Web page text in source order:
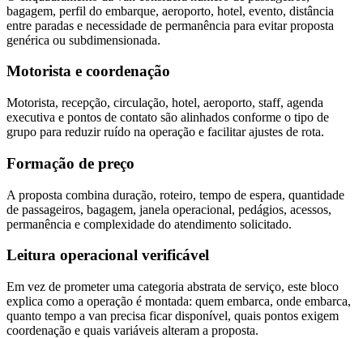
bagagem, perfil do embarque, aeroporto, hotel, evento, distância
entre paradas e necessidade de permanência para evitar proposta
genérica ou subdimensionada.
Motorista e coordenação
Motorista, recepção, circulação, hotel, aeroporto, staff, agenda
executiva e pontos de contato são alinhados conforme o tipo de
grupo para reduzir ruído na operação e facilitar ajustes de rota.
Formação de preço
A proposta combina duração, roteiro, tempo de espera, quantidade
de passageiros, bagagem, janela operacional, pedágios, acessos,
permanência e complexidade do atendimento solicitado.
Leitura operacional verificável
Em vez de prometer uma categoria abstrata de serviço, este bloco
explica como a operação é montada: quem embarca, onde embarca,
quanto tempo a van precisa ficar disponível, quais pontos exigem
coordenação e quais variáveis alteram a proposta.